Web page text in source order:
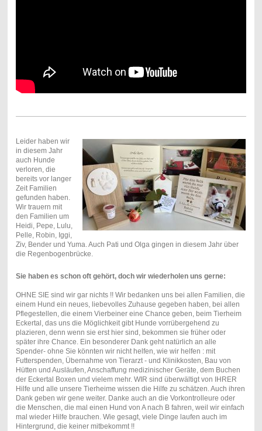
Leider haben wir
in diesem Jahr
auch Hunde
verloren, die
bereits vor langer
Zeit Familien
gefunden haben.
Wir trauern mit
den Familien um
Heidi, Pepe, Lulu,
Pelle, Robin, Iggi,
Ziv, Bender und Yuma. Auch Pati und Olga gingen in diesem Jahr über
die Regenbogenbrücke.
Sie haben es schon oft gehört, doch wir wiederholen uns gerne:
OHNE SIE sind wir gar nichts !! Wir bedanken uns bei allen Familien, die
einem Hund ein neues, liebevolles Zuhause gegeben haben, bei allen
Pflegestellen, die einem Vierbeiner eine Chance geben, beim Tierheim
Eckertal, das uns die Möglichkeit gibt Hunde vorrübergehend zu
plazieren, denn wenn sie erst hier sind, bekommen sie früher oder
später ihre Chance. Ein besonderer Dank geht natürlich an alle
Spender- ohne Sie könnten wir nicht helfen, wie wir helfen : mit
Futterspenden, Übernahme von Tierarzt - und Klinikkosten, Bau von
Hütten und Ausläufen, Anschaffung medizinischer Geräte, dem Buchen
der Eckertal Boxen und vielem mehr. WIR sind überwältigt von IHRER
Hilfe und alle unsere Tierheime wissen die Hilfe zu schätzen. Auch ihren
Dank geben wir gene weiter. Danke auch an die Vorkontrolleure oder
die Menschen, die mal einen Hund von A nach B fahren, weil wir einfach
mal wieder Hilfe brauchen. Wie gesagt, viele Dinge laufen auch im
Hintergrund, die keiner mitbekommt !!